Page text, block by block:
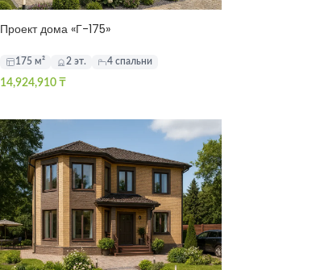
Проект дома «Г-175»
175 м² 2 эт. 4 спальни
14,924,910 ₸